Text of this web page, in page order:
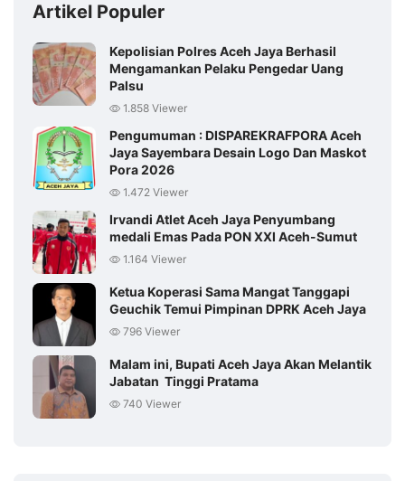
Artikel Populer
Kepolisian Polres Aceh Jaya Berhasil
Mengamankan Pelaku Pengedar Uang
Palsu
1.858 Viewer
Pengumuman : DISPAREKRAFPORA Aceh
Jaya Sayembara Desain Logo Dan Maskot
Pora 2026
1.472 Viewer
Irvandi Atlet Aceh Jaya Penyumbang
medali Emas Pada PON XXI Aceh-Sumut
1.164 Viewer
Ketua Koperasi Sama Mangat Tanggapi
Geuchik Temui Pimpinan DPRK Aceh Jaya
796 Viewer
Malam ini, Bupati Aceh Jaya Akan Melantik
Jabatan Tinggi Pratama
740 Viewer